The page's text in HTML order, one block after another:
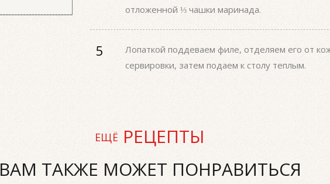
отложенной ⅓ чашки маринада.
Лопаткой поддеваем филе, отделяем его от
сервировки, затем подаем к столу теплым.
ЕЩЁ РЕЦЕПТЫ
ВАМ ТАКЖЕ МОЖЕТ ПОНРАВИТЬСЯ